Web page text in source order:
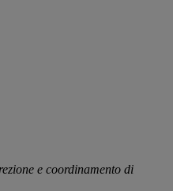
e coordinamento di